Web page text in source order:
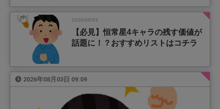
2026/08/03
【必見】恒常星4キャラの残す価値が
話題に！？おすすめリストはコチラ
2026年08月03日 09:09